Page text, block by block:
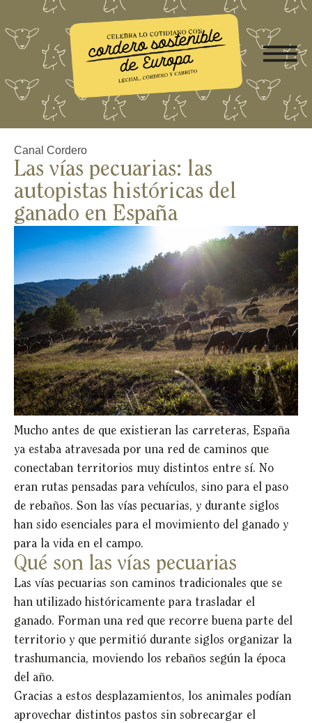
Canal Cordero
Las vías pecuarias: las
autopistas históricas del
ganado en España
Mucho antes de que existieran las carreteras, España
ya estaba atravesada por una red de caminos que
conectaban territorios muy distintos entre sí. No
eran rutas pensadas para vehículos, sino para el paso
de rebaños. Son las vías pecuarias, y durante siglos
han sido esenciales para el movimiento del ganado y
para la vida en el campo.
Qué son las vías pecuarias
Las vías pecuarias son caminos tradicionales que se
han utilizado históricamente para trasladar el
ganado. Forman una red que recorre buena parte del
territorio y que permitió durante siglos organizar la
trashumancia, moviendo los rebaños según la época
del año.
Gracias a estos desplazamientos, los animales podían
aprovechar distintos pastos sin sobrecargar el